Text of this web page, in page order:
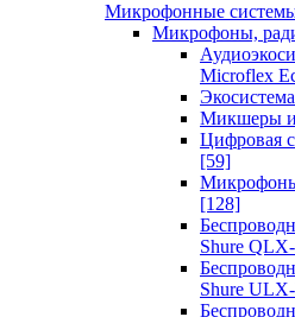
Микрофонные
Микрофоны,
Microflex
Микшеры и
Цифровая
[59]
[128]
Shure
Shure